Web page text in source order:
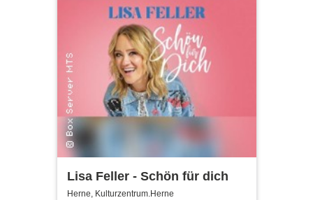
Lisa Feller - Schön für dich
Herne, Kulturzentrum.Herne